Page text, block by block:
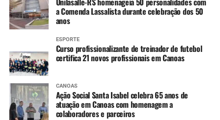
a Comenda Lassalista durante celebração dos 50
anos
ESPORTE
Curso profissionalizante de treinador de futebol
certifica 21 novos profissionais em Canoas
CANOAS
Ação Social Santa Isabel celebra 65 anos de
atuação em Canoas com homenagem a
colaboradores e parceiros